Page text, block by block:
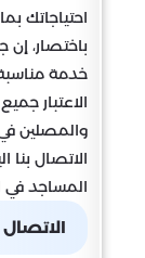
احتياجاتك
باختصار، إن
خدمة
الاعتبار
والمصلين
الاتصال
المساجد في